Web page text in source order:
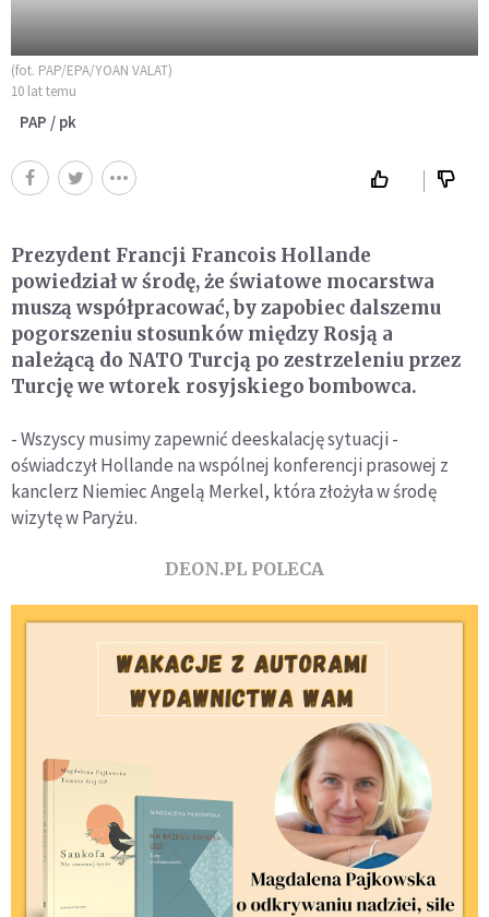
(fot. PAP/EPA/YOAN VALAT)
10 lat temu
PAP / pk
Prezydent Francji Francois Hollande
powiedział w środę, że światowe mocarstwa
muszą współpracować, by zapobiec dalszemu
pogorszeniu stosunków między Rosją a
należącą do NATO Turcją po zestrzeleniu przez
Turcję we wtorek rosyjskiego bombowca.
- Wszyscy musimy zapewnić deeskalację sytuacji -
oświadczył Hollande na wspólnej konferencji prasowej z
kanclerz Niemiec Angelą Merkel, która złożyła w środę
wizytę w Paryżu.
DEON.PL POLECA